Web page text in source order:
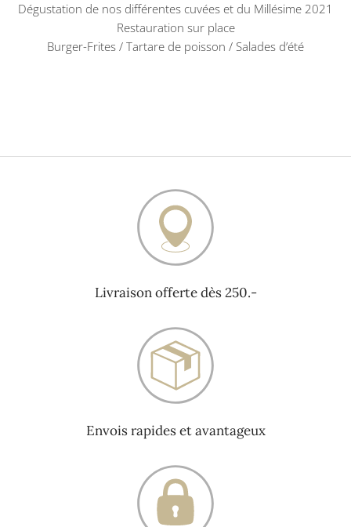
Dégustation de nos différentes cuvées et du Millésime 2021
Restauration sur place
Burger-Frites / Tartare de poisson / Salades d’été
Livraison offerte dès 250.-
Envois rapides et avantageux